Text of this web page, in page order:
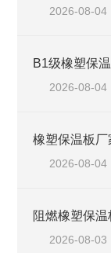
2026-08-04
2026-08-04
2026-08-04
阻燃橡塑保
2026-08-03